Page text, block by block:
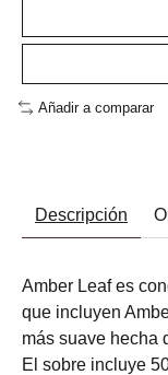
Añadir a comparar
Descripción
Amber Leaf es
que incluyen
más suave hecha
El sobre incluye